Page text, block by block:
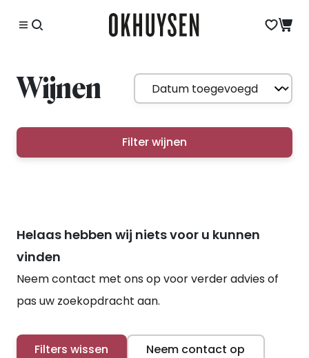
Wijnen
Filter wijnen
Helaas hebben wij niets voor u kunnen
vinden
Neem contact met ons op voor verder advies of
pas uw zoekopdracht aan.
Filters wissen Neem contact op